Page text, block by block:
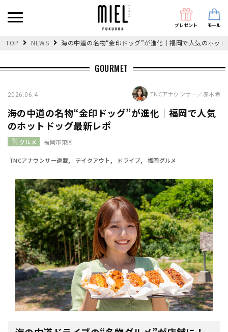
プレゼント モール
TOP NEWS 海の中道の名物“金印ドッグ”が進化｜福岡で人気のホッ
GOURMET
2026.06.4 TNCアナウンサー／赤木希
海の中道の名物“金印ドッグ”が進化｜福岡で人気
のホットドッグ最新レポ
グルメ 福岡市東区
TNCアナウンサー連載 テイクアウト ドライブ 福岡グルメ